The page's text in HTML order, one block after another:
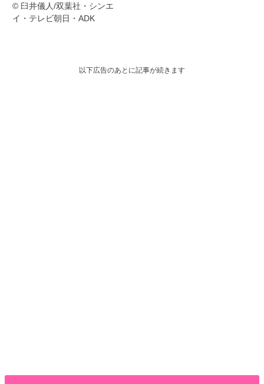
© 臼井儀人/双葉社・シンエ
イ・テレビ朝日・ADK
以下広告のあとに記事が続きます